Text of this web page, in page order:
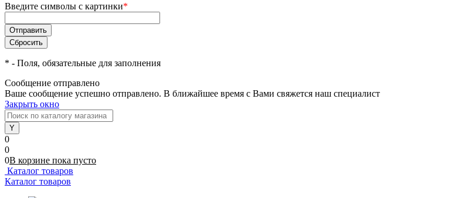
Введите символы с картинки*
* - Поля, обязательные для заполнения
Сообщение отправлено
Ваше сообщение успешно отправлено. В ближайшее время с Вами свяжется наш специалист
Закрыть окно
0
0
0В корзине пока пусто
Каталог товаров
Каталог товаров